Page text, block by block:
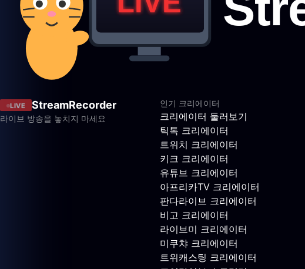
LIVE StreamRecorder
라이브 방송을 놓치지 마세요
인기 크리에이터
크리에이터 둘러보기
틱톡 크리에이터
트위치 크리에이터
키크 크리에이터
유튜브 크리에이터
아프리카TV 크리에이터
판다라이브 크리에이터
비고 크리에이터
라이브미 크리에이터
미쿠챠 크리에이터
트위캐스팅 크리에이터